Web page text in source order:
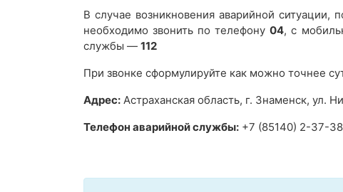
В случае возникновения аварийной ситуации,
необходимо звонить по телефону04, с
службы — 112
При звонке сформулируйте как можно точнее
Адрес: Астраханская область, г. Знаменск, ул.
Телефон аварийной службы: +7 (85140) 2-37-38